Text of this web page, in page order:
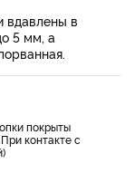
вдавлены в
5 мм, а
контакте с